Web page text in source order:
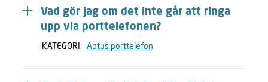
Vad gör jag om det inte går att ringa
upp via porttelefonen?
KATEGORI: Aptus porttelefon